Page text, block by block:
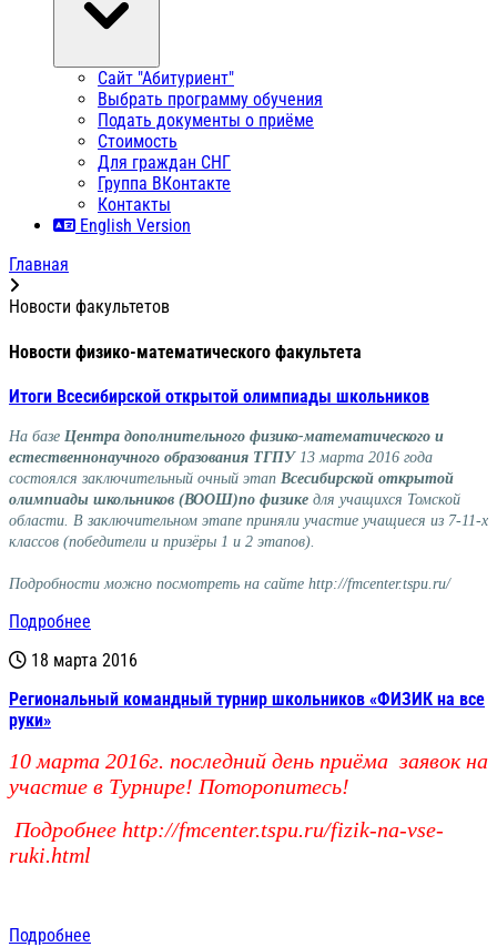
Сайт "Абитуриент"
Выбрать программу обучения
Подать документы о приёме
Стоимость
Для граждан СНГ
Группа ВКонтакте
Контакты
English Version
Главная
Новости факультетов
Новости физико-математического факультета
Итоги Всесибирской открытой олимпиады школьников
На базе Центра дополнительного физико-математического и
естественнонаучного образования ТГПУ13 марта 2016 года
состоялся заключительный очный этап Всесибирской открытой
олимпиады школьников (ВООШ)по физике для учащихся Томской
области. В заключительном этапе приняли участие учащиеся из 7-11-х
классов (победители и призёры 1 и 2 этапов).
Подробности можно посмотреть на сайте http://fmcenter.tspu.ru/
Подробнее
18 марта 2016
Региональный командный турнир школьников «ФИЗИК на все
руки»
10 марта 2016г. последний день приёма заявок на
участие в Турнире! Поторопитесь!
Подробнее http://fmcenter.tspu.ru/fizik-na-vse-
ruki.html
Подробнее